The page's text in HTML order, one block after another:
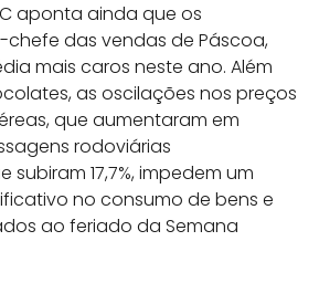
aponta ainda que os
das vendas de Páscoa,
mais caros neste ano. Além
as oscilações nos preços
que aumentaram em
rodoviárias
subiram 17,7%, impedem um
no consumo de bens e
ao feriado da Semana